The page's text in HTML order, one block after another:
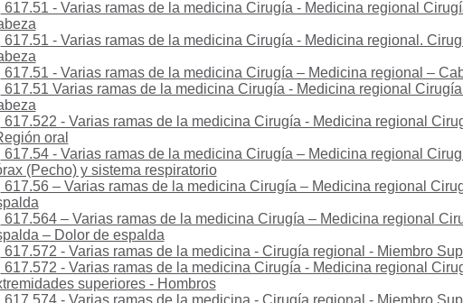
617.51 - Varias ramas de la medicina Cirugía - Medicina regional
617.51 - Varias ramas de la medicina Cirugía - Medicina regional.
617.51 - Varias ramas de la medicina Cirugía – Medicina regional –
617.51 Varias ramas de la medicina Cirugía - Medicina regional
617.522 - Varias ramas de la medicina Cirugía - Medicina regional
oral
617.54 - Varias ramas de la medicina Cirugía – Medicina regional
(Pecho) y sistema respiratorio
617.56 – Varias ramas de la medicina Cirugía – Medicina regional
617.564 – Varias ramas de la medicina Cirugía – Medicina regional
– Dolor de espalda
617.572 - Varias ramas de la medicina - Cirugía regional - Miembro
617.572 - Varias ramas de la medicina Cirugía - Medicina regional
superiores - Hombros
617.574 - Varias ramas de la medicina - Cirugía regional - Miembro